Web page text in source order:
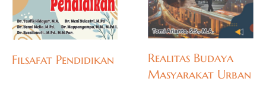
Filsafat Pendidikan
Realitas Budaya
Masyarakat Urban